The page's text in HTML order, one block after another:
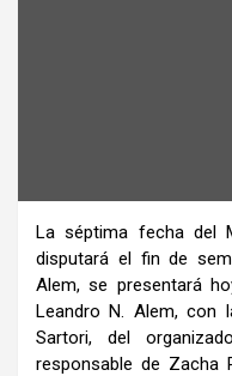
La séptima fecha del
disputará el fin de
Alem, se presentará
Leandro N. Alem, con
Sartori, del
responsable de Zacha